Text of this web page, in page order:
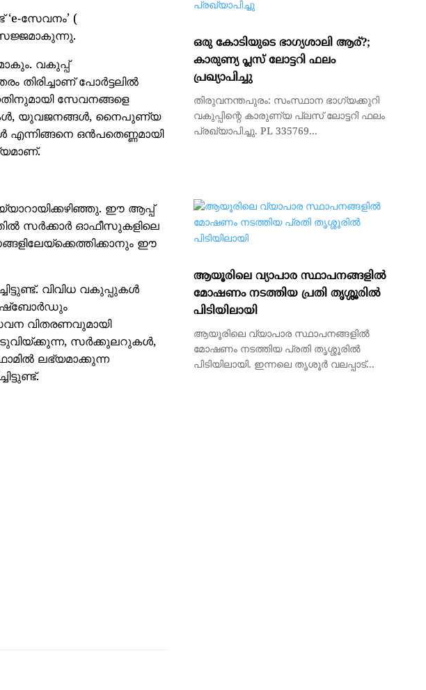
സേവനം’ (
വകുപ്പ്
തിരിച്ചാണ് പോർട്ടലിൽ
സേവനങ്ങളെ
യുവജനങ്ങൾ, നൈപുണ്യ
ഒൻപതെണ്ണമായി
ഈ ആപ്പ്
സർക്കാർ ഓഫീസുകളിലെ
ഈ
വിവിധ വകുപ്പുകൾ
വിതരണവുമായി
സർക്കുലറുകൾ,
ലഭ്യമാക്കുന്ന
ഒരു കോടിയുടെ ഭാഗ്യശാലി ആര്?;
കാരുണ്യ പ്ലസ് ലോട്ടറി ഫലം
പ്രഖ്യാപിച്ചു
തിരുവനന്തപുരം: സംസ്ഥാന ഭാഗ്യക്കുറി
വകുപ്പിന്റെ കാരുണ്യ പ്ലസ് ലോട്ടറി ഫലം
പ്രഖ്യാപിച്ചു. PL 335769...
ആയൂരിലെ വ്യാപാര സ്ഥാപനങ്ങളിൽ
മോഷണം നടത്തിയ പ്രതി തൃശ്ശൂരിൽ
പിടിയിലായി
ആയൂരിലെ വ്യാപാര സ്ഥാപനങ്ങളിൽ
മോഷണം നടത്തിയ പ്രതി തൃശ്ശൂരിൽ
പിടിയിലായി. ഇന്നലെ തൃശൂർ വലപ്പാട്...